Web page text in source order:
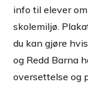
info til elever
skolemiljø.
du kan gjøre
og Redd Barna
oversettelse og